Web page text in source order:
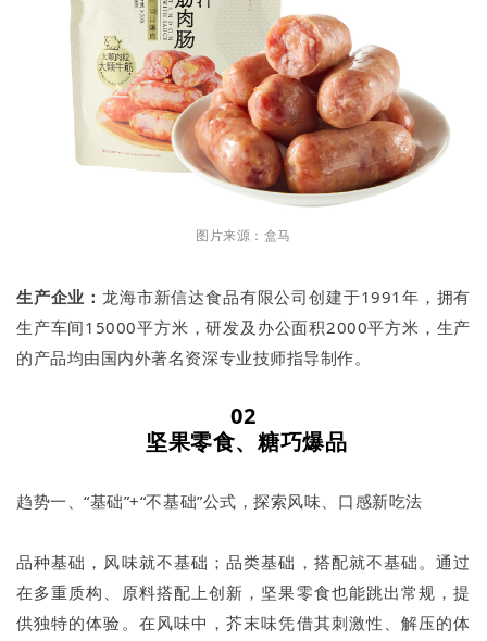
图片来源：盒马
生产企业：龙海市新信达食品有限公司创建于1991年，拥有
生产车间15000平方米，研发及办公面积2000平方米，生产
的产品均由国内外著名资深专业技师指导制作。
02
坚果零食、糖巧爆品
趋势一、“基础”+“不基础”公式，探索风味、口感新吃法
品种基础，风味就不基础；品类基础，搭配就不基础。通过
在多重质构、原料搭配上创新，坚果零食也能跳出常规，提
供独特的体验。在风味中，芥末味凭借其刺激性、解压的体